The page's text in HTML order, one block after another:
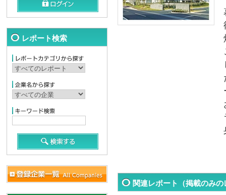
レポート検索
関連レポート（掲載のみ